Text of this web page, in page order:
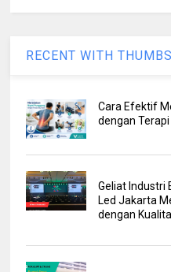
RECENT WITH THUMBS
Cara Efektif
dengan
Geliat Industri
Led Jakarta
dengan